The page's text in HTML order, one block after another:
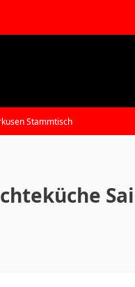
Stammtisch